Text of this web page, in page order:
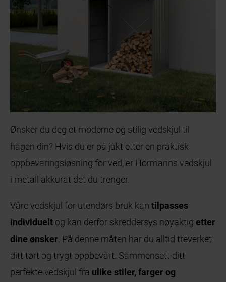
Ønsker du deg et moderne og stilig vedskjul til
hagen din? Hvis du er på jakt etter en praktisk
oppbevaringsløsning for ved, er Hörmanns vedskjul
i metall akkurat det du trenger.
Våre vedskjul for utendørs bruk kan tilpasses
individuelt og kan derfor skreddersys nøyaktig etter
dine ønsker. På denne måten har du alltid treverket
ditt tørt og trygt oppbevart. Sammensett ditt
perfekte vedskjul fra ulike stiler, farger og